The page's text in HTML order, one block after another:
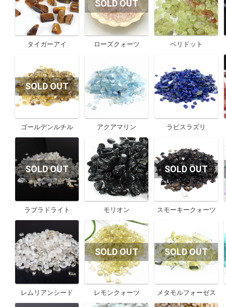
タイガーアイ ローズクォーツ ペリドット
ゴールデンルチル アクアマリン ラピスラズリ
ラブラドライト モリオン スモーキークォーツ
レムリアンシード レモンクォーツ メタモルフォーゼス